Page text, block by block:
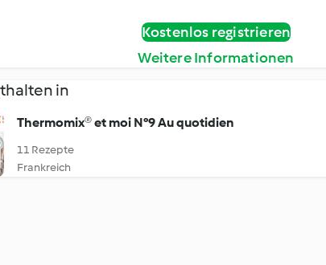
Kostenlos registrieren
Weitere Informationen
in
Thermomix® et moi N°9 Au quotidien
11 Rezepte
Frankreich